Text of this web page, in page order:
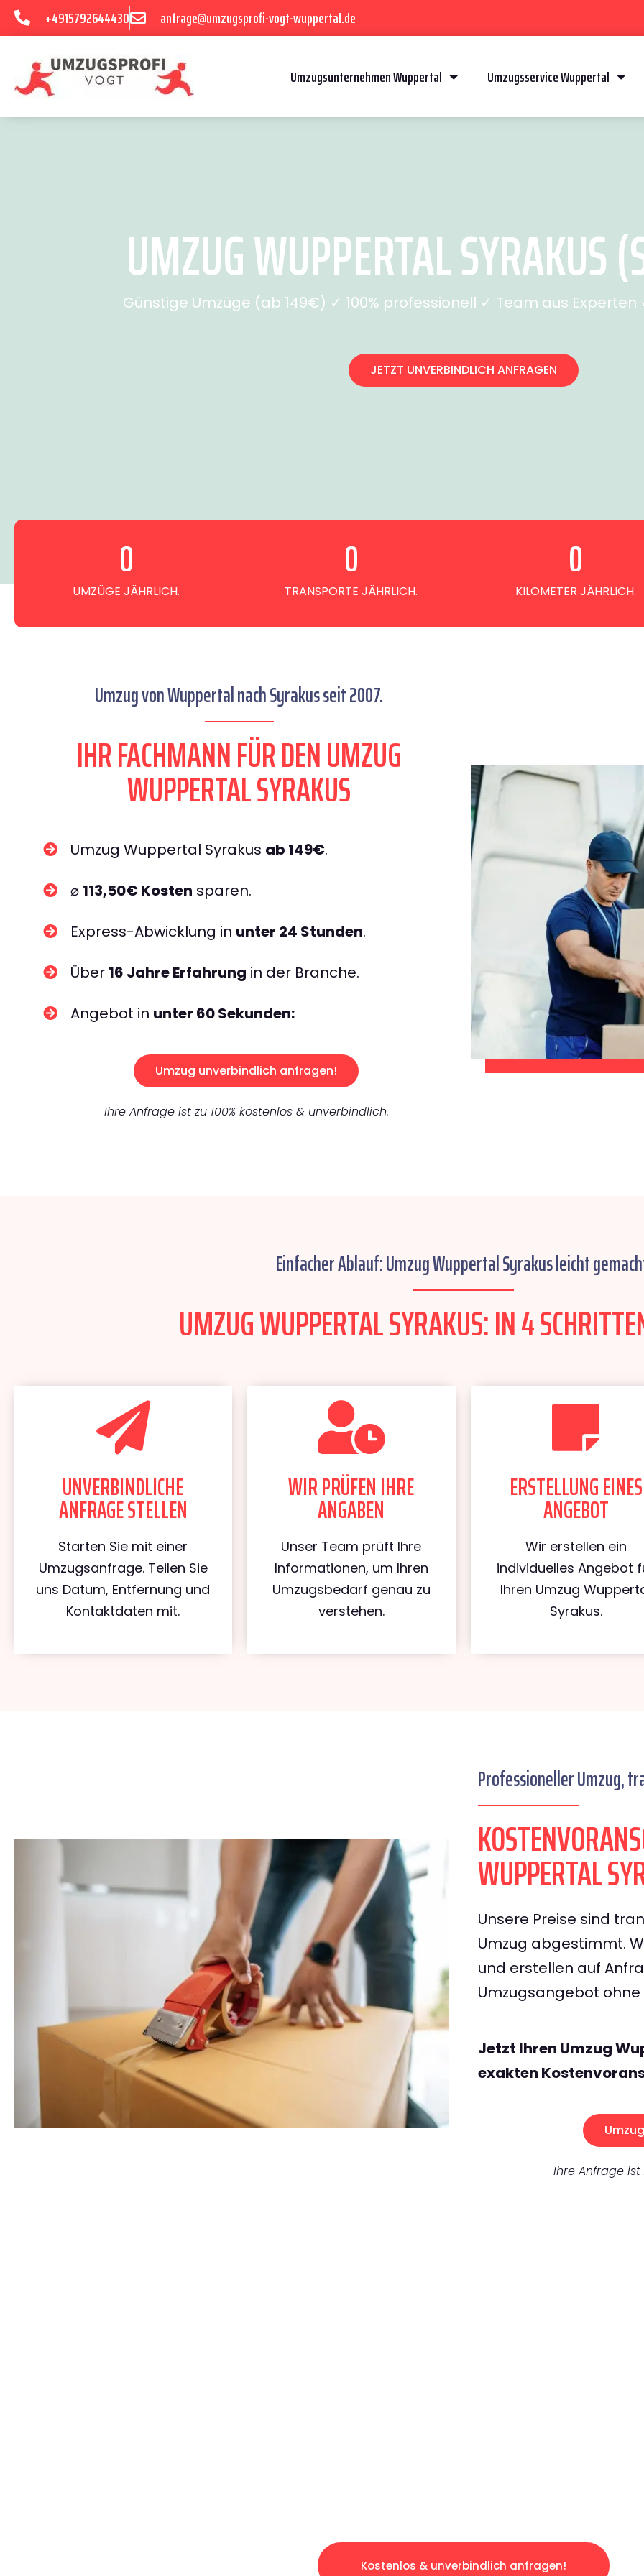
+4915792644430 anfrage@umzugsprofi-vogt-wuppertal.de
Umzugsunternehmen Wuppertal Umzugsservice Wuppertal
UMZUG WUPPERTAL SYRAKUS
Günstige Umzüge (ab 149€) ✓ 100% professionell ✓ Team aus
JETZT UNVERBINDLICH ANFRAGEN
UMZÜGE JÄHRLICH.
0
TRANSPORTE JÄHRLICH.
0
KILOMETER JÄHRLICH.
0
Umzug von Wuppertal nach Syrakus seit 2007.
IHR FACHMANN FÜR DEN UMZUG
WUPPERTAL SYRAKUS
Umzug Wuppertal Syrakus ab 149€.
⌀ 113,50€ Kosten sparen.
Express-Abwicklung in unter 24 Stunden.
Über 16 Jahre Erfahrung in der Branche.
Angebot in unter 60 Sekunden:
Umzug unverbindlich anfragen!
Ihre Anfrage ist zu 100% kostenlos & unverbindlich.
Einfacher Ablauf: Umzug Wuppertal Syrakus leicht
UMZUG WUPPERTAL SYRAKUS: IN 4
UNVERBINDLICHE
ANFRAGE STELLEN
Starten Sie mit einer
Umzugsanfrage. Teilen Sie
uns Datum, Entfernung und
Kontaktdaten mit.
WIR PRÜFEN IHRE
ANGABEN
Unser Team prüft Ihre
Informationen, um Ihren
Umzugsbedarf genau zu
verstehen.
ERSTELLUNG EINES
ANGEBOT
Wir erstellen ein
individuelles Angebot
Ihren Umzug
Syrakus.
Professioneller Umzug,
WUPPERTAL
Unsere Preise sind
Umzug abgestimmt.
und erstellen auf
Umzugsangebot
Jetzt Ihren Umzug
exakten
Ihre Anfrage ist
Kostenlos & unverbindlich anfragen!